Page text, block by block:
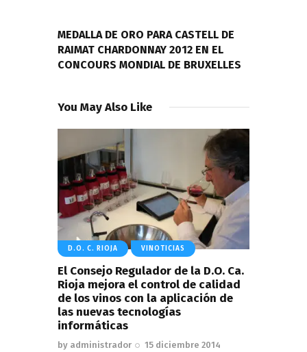
MEDALLA DE ORO PARA CASTELL DE
RAIMAT CHARDONNAY 2012 EN EL
CONCOURS MONDIAL DE BRUXELLES
You May Also Like
D.O. C. RIOJA VINOTICIAS
El Consejo Regulador de la D.O. Ca.
Rioja mejora el control de calidad
de los vinos con la aplicación de
las nuevas tecnologías
informáticas
by administrador 15 diciembre 2014